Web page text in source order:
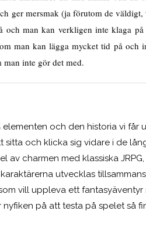
ger mersmak (ja förutom de
man kan verkligen inte klaga
man kan lägga mycket tid på och
inte gör det med.
och den historia vi får
och klicka sig vidare i de
charmen med klassiska
utvecklas
vill uppleva ett fantasyäventyr
på att testa på spelet så